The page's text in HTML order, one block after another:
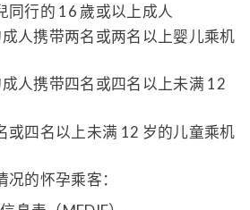
同行的 16 歲或以上成人
人携带两名或两名以上婴儿乘机
人携带四名或四名以上未满 12
或四名以上未满 12 岁的儿童乘机
的怀孕乘客：